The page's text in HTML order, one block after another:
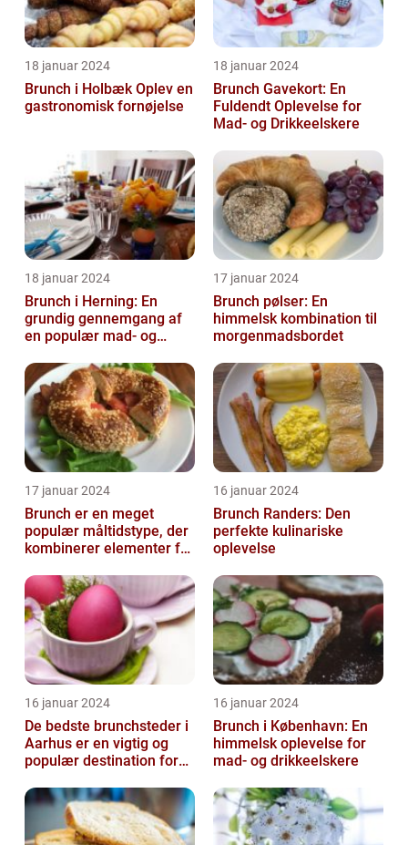
18 januar 2024
Brunch i Holbæk Oplev en
gastronomisk fornøjelse
18 januar 2024
Brunch Gavekort: En
Fuldendt Oplevelse for
Mad- og Drikkeelskere
18 januar 2024
Brunch i Herning: En
grundig gennemgang af
en populær mad- og
17 januar 2024
Brunch pølser: En
himmelsk kombination til
morgenmadsbordet
17 januar 2024
Brunch er en meget
populær måltidstype, der
kombinerer elementer fra
16 januar 2024
Brunch Randers: Den
perfekte kulinariske
oplevelse
16 januar 2024
De bedste brunchsteder i
Aarhus er en vigtig og
populær destination for
byen...
16 januar 2024
Brunch i København: En
himmelsk oplevelse for
mad- og drikkeelskere